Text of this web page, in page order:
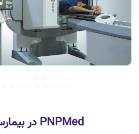
PNPMed در بیمارستان ها